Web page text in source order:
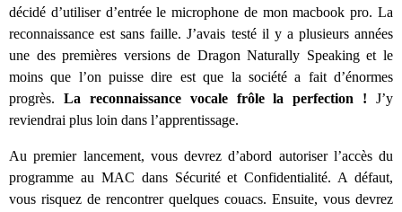
décidé d’utiliser d’entrée le microphone de mon macbook pro. La
reconnaissance est sans faille. J’avais testé il y a plusieurs années
une des premières versions de Dragon Naturally Speaking et le
moins que l’on puisse dire est que la société a fait d’énormes
progrès. La reconnaissance vocale frôle la perfection ! J’y
reviendrai plus loin dans l’apprentissage.
Au premier lancement, vous devrez d’abord autoriser l’accès du
programme au MAC dans Sécurité et Confidentialité. A défaut,
vous risquez de rencontrer quelques couacs. Ensuite, vous devrez